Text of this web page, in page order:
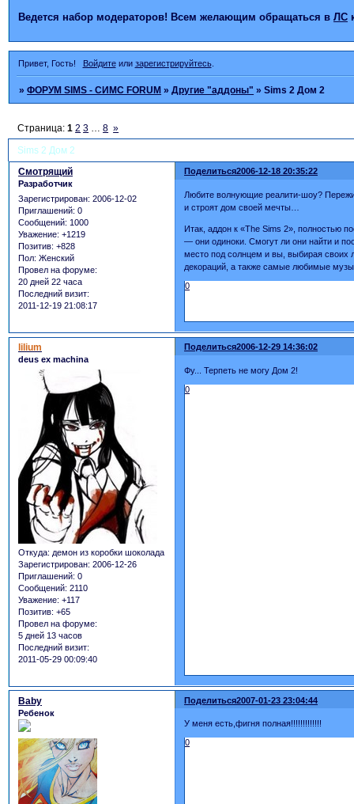
Ведется набор модераторов! Всем желающим обращаться в ЛС
Привет, Гость! Войдитеили зарегистрируйтесь.
»ФОРУМ SIMS - СИМС FORUM »Другие "аддоны" »Sims 2 Дом 2
Sims 2 Дом 2
Страница:1 2 3 … 8 »
Поделиться2006-12-18 20:35:22
Смотрящий
Разработчик
Зарегистрирован: 2006-12-02
Приглашений: 0
Сообщений: 1000
Уважение: +1219
Позитив: +828
Пол: Женский
Провел на форуме:
20 дней 22 часа
Последний визит:
2011-12-19 21:08:17
Любите волнующие реалити-шоу?
и строят дом своей мечты…
Итак, аддон к «The Sims 2», полностью
— они одиноки. Смогут ли они найти и
место под солнцем и вы, выбирая своих
декораций, а также самые любимые
0
Поделиться2006-12-29 14:36:02
lilium
deus ex machina
Откуда: демон из коробки шоколада
Зарегистрирован: 2006-12-26
Приглашений: 0
Сообщений: 2110
Уважение: +117
Позитив: +65
Провел на форуме:
5 дней 13 часов
Последний визит:
2011-05-29 00:09:40
Фу... Терпеть не могу Дом 2!
0
Поделиться2007-01-23 23:04:44
Baby
Ребенок
У меня есть,фигня полная!!!!!!!!!!!!!
0